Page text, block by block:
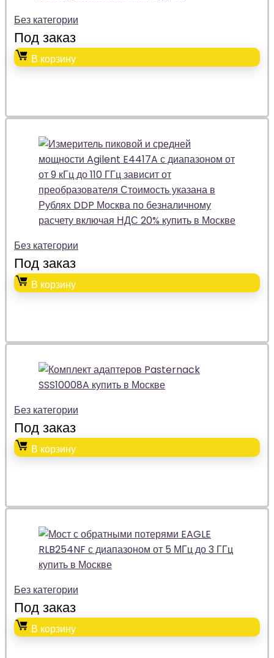
Без категории
Под заказ
В корзину
Без категории
Под заказ
В корзину
Без категории
Под заказ
В корзину
Без категории
Под заказ
В корзину